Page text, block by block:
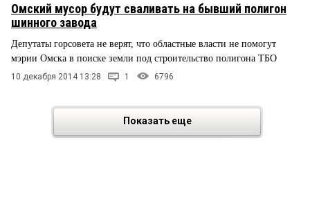
СТИЛЬ ЖИЗНИ
Омский мусор будут сваливать на бывший полигон
шинного завода
Депутаты горсовета не верят, что областные власти не помогут
мэрии Омска в поиске земли под строительство полигона ТБО
10 декабря 2014 13:28 1 6796
Показать еще